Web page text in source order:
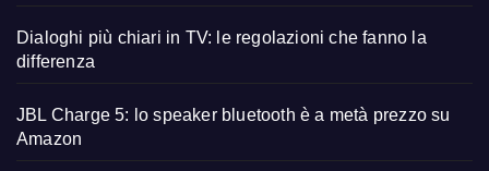
Dialoghi più chiari in TV: le regolazioni che fanno la
differenza
JBL Charge 5: lo speaker bluetooth è a metà prezzo su
Amazon